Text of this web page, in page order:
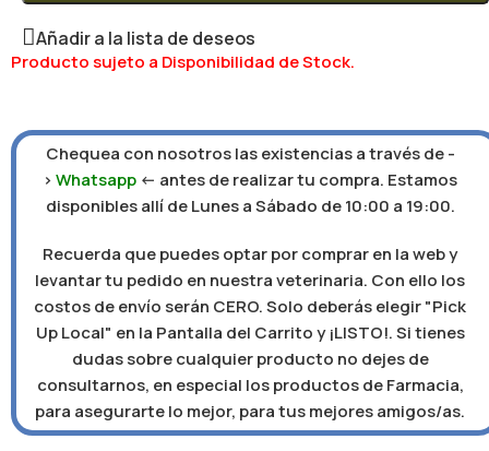
Añadir a la lista de deseos
Producto sujeto a Disponibilidad de Stock.
Chequea con nosotros las existencias a través de -
>Whatsapp <- antes de realizar tu compra. Estamos
disponibles allí de Lunes a Sábado de 10:00 a 19:00.
Recuerda que puedes optar por comprar en la web y
levantar tu pedido en nuestra veterinaria. Con ello los
costos de envío serán CERO. Solo deberás elegir "Pick
Up Local" en la Pantalla del Carrito y ¡LISTO!. Si tienes
dudas sobre cualquier producto no dejes de
consultarnos, en especial los productos de Farmacia,
para asegurarte lo mejor, para tus mejores amigos/as.